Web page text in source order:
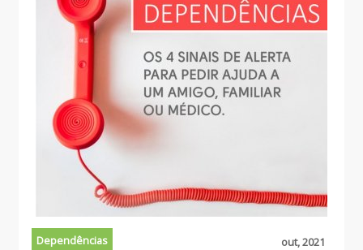
Dependências out, 2021